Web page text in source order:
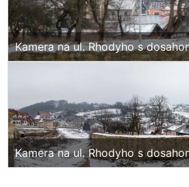
Kamera na ul. Rhodyho s
ul. Šiancova, ul. Jiráskova, ul. Sv.
Kamera na ul. Rhodyho s
ul. Šiancova, ul. Jiráskova, ul. Sv.